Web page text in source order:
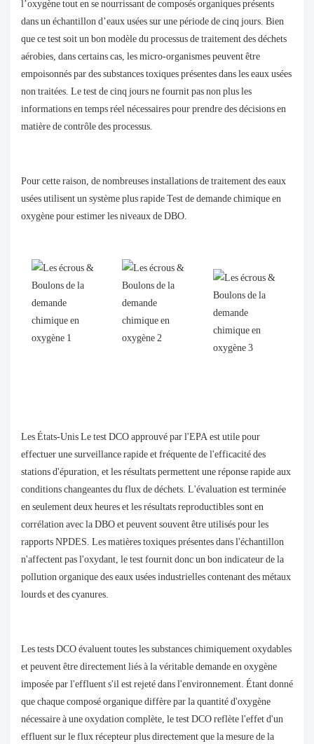
l’oxygène tout en se nourrissant de composés organiques présents
dans un échantillon d’eaux usées sur une période de cinq jours. Bien
que ce test soit un bon modèle du processus de traitement des déchets
aérobies, dans certains cas, les micro-organismes peuvent être
empoisonnés par des substances toxiques présentes dans les eaux usées
non traitées. Le test de cinq jours ne fournit pas non plus les
informations en temps réel nécessaires pour prendre des décisions en
matière de contrôle des processus.
Pour cette raison, de nombreuses installations de traitement des eaux
usées utilisent un système plus rapideTest de demande chimique en
oxygènepour estimer les niveaux de DBO.
Les États-Unis Le test DCO approuvé par l'EPA est utile pour
effectuer une surveillance rapide et fréquente de l'efficacité des
stations d'épuration, et les résultats permettent une réponse rapide aux
conditions changeantes du flux de déchets. L'évaluation est terminée
en seulement deux heures et les résultats reproductibles sont en
corrélation avec la DBO et peuvent souvent être utilisés pour les
rapports NPDES. Les matières toxiques présentes dans l'échantillon
n'affectent pas l'oxydant, le test fournit donc un bon indicateur de la
pollution organique des eaux usées industrielles contenant des métaux
lourds et des cyanures.
Les tests DCO évaluent toutes les substances chimiquement oxydables
et peuvent être directement liés à la véritable demande en oxygène
imposée par l'effluent s'il est rejeté dans l'environnement. Étant donné
que chaque composé organique diffère par la quantité d'oxygène
nécessaire à une oxydation complète, le test DCO reflète l'effet d'un
effluent sur le flux récepteur plus directement que la mesure de la